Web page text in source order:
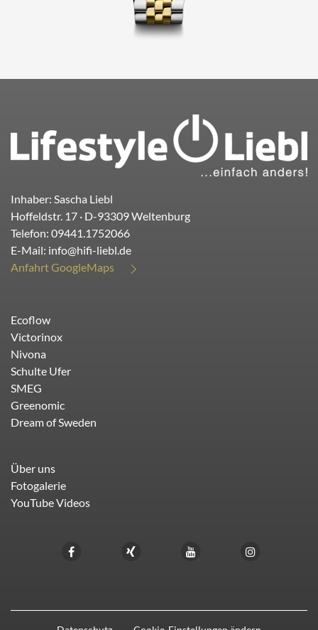
Inhaber: Sascha Liebl
Hoffeldstr. 17 · D-93309Weltenburg
Telefon: 09441.1752066
E-Mail: info@hifi-liebl.de
Anfahrt GoogleMaps
Ecoflow
Victorinox
Nivona
Schulte Ufer
SMEG
Greenomic
Dream of Sweden
Über uns
Fotogalerie
YouTube Videos